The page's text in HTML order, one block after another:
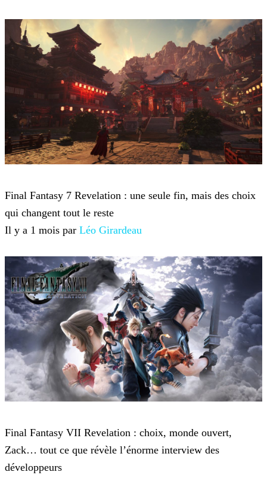
Final Fantasy 7 Revelation : une seule fin, mais des choix
qui changent tout le reste
Il y a 1 mois par Léo Girardeau
Final Fantasy VII Revelation : choix, monde ouvert,
Zack… tout ce que révèle l’énorme interview des
développeurs